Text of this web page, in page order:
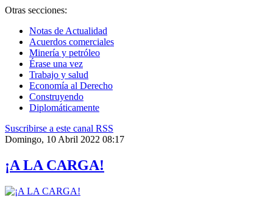
Otras secciones:
Notas de Actualidad
Acuerdos comerciales
Minería y petróleo
Érase una vez
Trabajo y salud
Economía al Derecho
Construyendo
Diplomáticamente
Suscribirse a este canal RSS
Domingo, 10 Abril 2022 08:17
¡A LA CARGA!